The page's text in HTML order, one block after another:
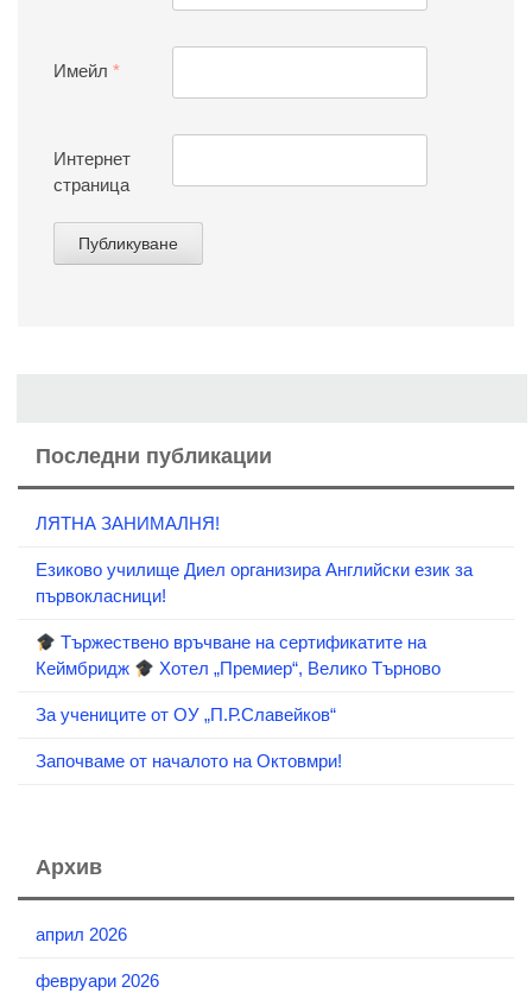
Имейл *
Интернет
страница
Последни публикации
ЛЯТНА ЗАНИМАЛНЯ!
Езиково училище Диел организира Английски език за
първокласници!
Тържествено връчване на сертификатите на
Кеймбридж
Хотел „Премиер“, Велико Търново
За учениците от ОУ „П.Р.Славейков“
Започваме от началото на Октовмри!
Архив
април 2026
февруари 2026